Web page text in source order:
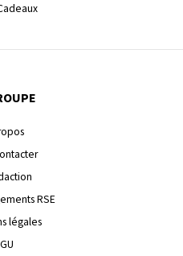
RSE
légales